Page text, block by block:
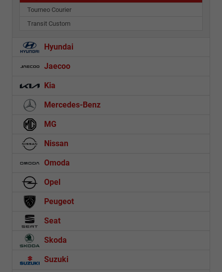
Tourneo Courier
Transit Custom
Hyundai
Jaecoo
Kia
Mercedes-Benz
MG
Nissan
Omoda
Opel
Peugeot
Seat
Skoda
Suzuki